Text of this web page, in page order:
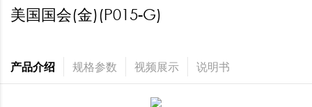
美国国会(金)(P015-G)
产品介绍 规格参数 视频展示 说明书